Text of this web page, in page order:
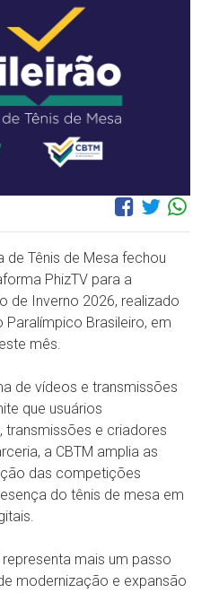
de Tênis de Mesa fechou
PhizTV para a
de Inverno 2026, realizado
Paralímpico Brasileiro, em
mês.
de vídeos e transmissões
que usuários
e criadores
a CBTM amplia as
das competições
do tênis de mesa em
mais um passo
modernização e expansão